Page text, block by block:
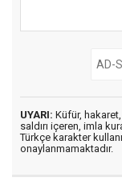
UYARI: Küfür,
saldırı içeren, imla
Türkçe karakter
onaylanmamaktadır.